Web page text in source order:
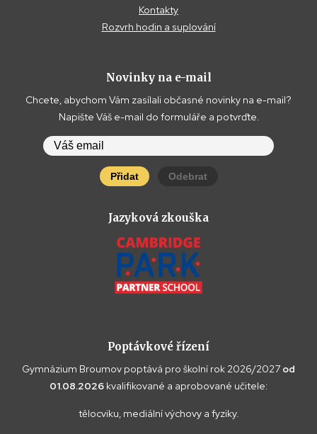
Kontakty
Rozvrh hodin a suplování
Novinky na e-mail
Chcete, abychom Vám zasílali občasné novinky na e-mail?
Napište Váš e-mail do formuláře a potvrďte.
Přidat Odebrat
Jazyková zkouška
Poptávkové řízení
Gymnázium Broumov poptává pro školní rok 2026/2027 od
01.08.2026 kvalifikované a aprobované učitele:
tělocviku, mediální výchovy a fyziky.